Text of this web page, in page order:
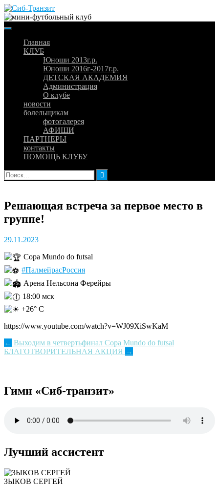
Skip
to
content
Главная
КЛУБ
Юноши 2013г.р.
Юноши 2016г-2017г.р.
ДЕТСКАЯ АКАДЕМИЯ
Администрация
О клубе
новости
болельщикам
фотогалерея
АФИШИ
ПАРТНЕРЫ
контакты
ПОМОЩЬ КЛУБУ
Найти:
Решающая встреча за первое место в
группе!
29.11.2023
Copa Mundo do futsal
#ПалмейрасРоссия
Арена Нельсона Ферейры
18:00 мск
+26° С
https://www.youtube.com/watch?v=WJ09XiSwKaM
Post
navigation
← Выходим в четвертьфинал Copa Mundo do futsal
БЛАГОТВОРИТЕЛЬНАЯ АКЦИЯ →
Гимн «Сиб-транзит»
Лучший ассистент
ЗЫКОВ СЕРГЕЙ